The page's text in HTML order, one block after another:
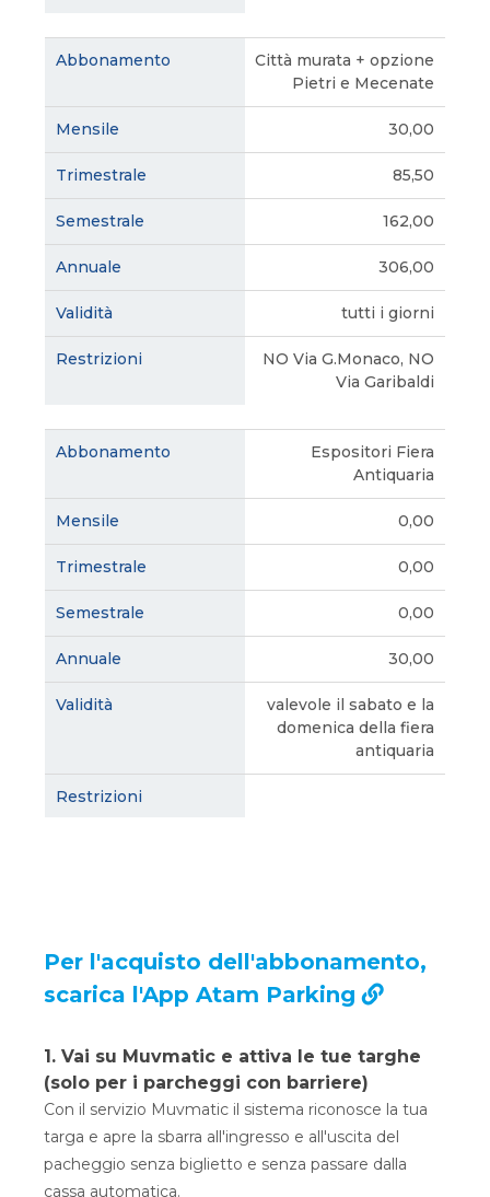
Città murata + opzione
Pietri e Mecenate
30,00
85,50
162,00
306,00
tutti i giorni
NO Via G.Monaco, NO
Via Garibaldi
Espositori Fiera
Antiquaria
0,00
0,00
0,00
30,00
valevole il sabato e la
domenica della fiera
antiquaria
Per l'acquisto dell'abbonamento,
scarica l'App Atam Parking
1. Vai su Muvmatic e attiva le tue targhe
(solo per i parcheggi con barriere)
Con il servizio Muvmatic il sistema riconosce la tua
targa e apre la sbarra all'ingresso e all'uscita del
pacheggio senza biglietto e senza passare dalla
cassa automatica.